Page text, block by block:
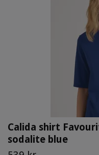
Calida shirt
sodalite blue